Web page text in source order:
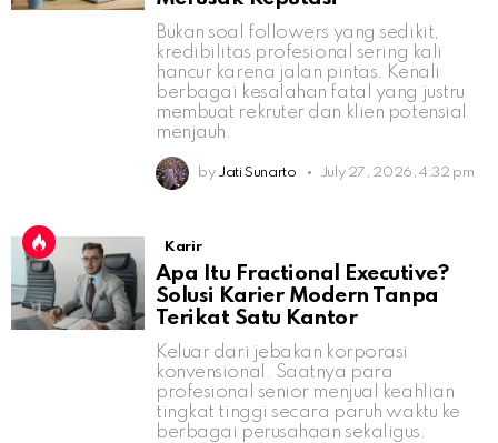
Bukan soal followers yang sedikit,
kredibilitas profesional sering kali
hancur karena jalan pintas. Kenali
berbagai kesalahan fatal yang justru
membuat rekruter dan klien potensial
menjauh.
by Jati Sunarto July 27, 2026, 4:32 pm
Karir
Apa Itu Fractional Executive?
Solusi Karier Modern Tanpa
Terikat Satu Kantor
Keluar dari jebakan korporasi
konvensional. Saatnya para
profesional senior menjual keahlian
tingkat tinggi secara paruh waktu ke
berbagai perusahaan sekaligus.